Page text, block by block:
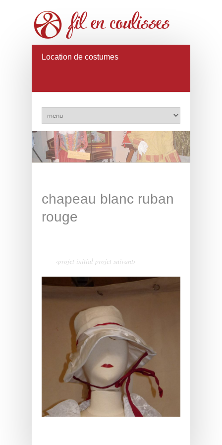
Location de costumes
chapeau blanc ruban
rouge
‹projet initial projet suivant›